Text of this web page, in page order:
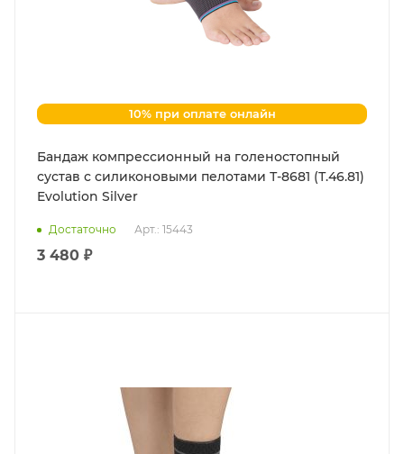
10% при оплате онлайн
Бандаж компрессионный на голеностопный
сустав с силиконовыми пелотами Т-8681 (Т.46.81)
Evolution Silver
Достаточно Арт.: 15443
3 480 ₽